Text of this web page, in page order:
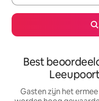
Best
Gasten zijn het